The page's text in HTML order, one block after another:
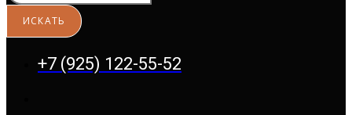
+7 (925) 122-55-52